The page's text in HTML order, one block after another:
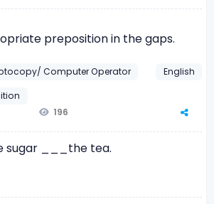
preposition in the gaps.
Computer Operator
English
196
sugar ___the tea.